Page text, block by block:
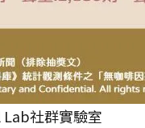
社群實驗室